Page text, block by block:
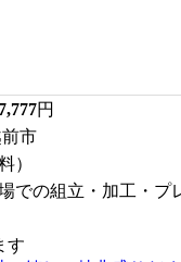
円
市
）
での組立・加工・プ
す